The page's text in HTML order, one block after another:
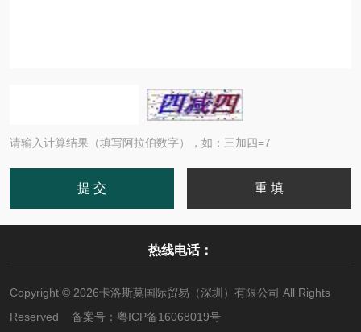
请输入计算结果（填写阿拉伯数字），如：三加四=7
热线电话：
Copyright © 2026卡洛斯莫国际贸易（深圳）有限公司 All Rights
Reserved 备案号： 粤ICP备16068019号